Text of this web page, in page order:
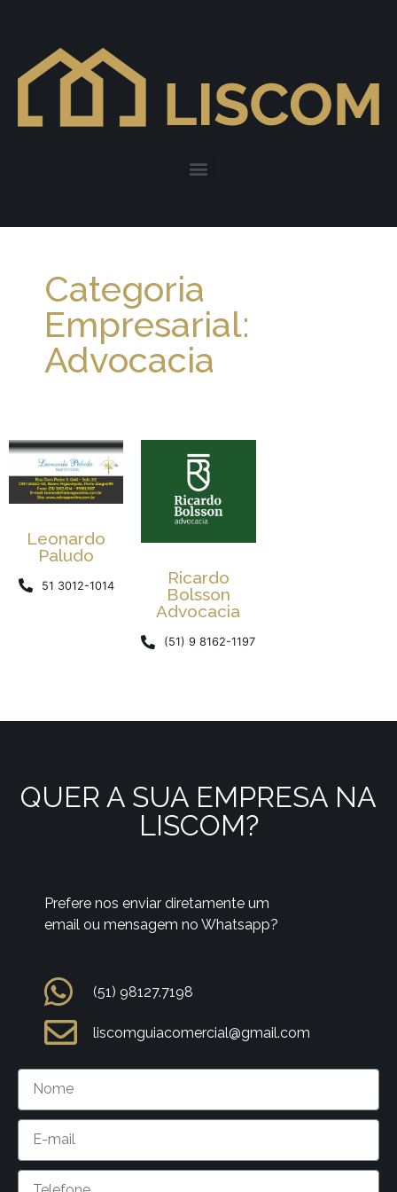
Categoria
Empresarial:
Advocacia
Leonardo
Paludo
51 3012-1014
Ricardo
Bolsson
Advocacia
(51) 9 8162-1197
QUER A SUA EMPRESA NA
LISCOM?
Prefere nos enviar diretamente um
email ou mensagem no Whatsapp?
(51) 98127.7198
liscomguiacomercial@gmail.com